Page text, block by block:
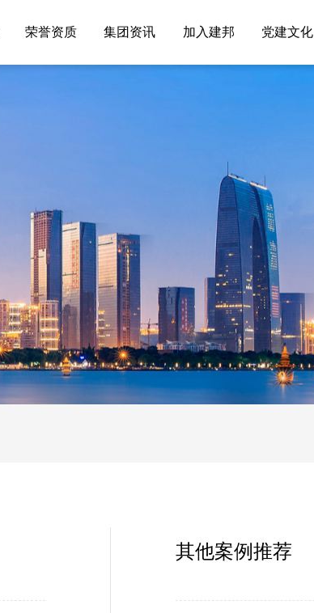
荣誉资质 集团资讯 加入建邦 党建文化
其他案例推荐